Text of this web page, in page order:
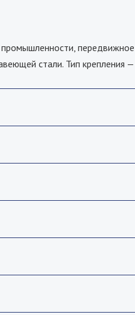
стали. Тип крепления